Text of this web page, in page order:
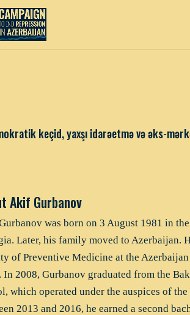
keçid, yaxşı idarəetmə və əks-
Akif Gurbanov
was born on 3 August 1981 in
Later, his family moved to Azerbaijan.
of Preventive Medicine at the
In 2008, Gurbanov graduated from the
which operated under the auspices of
2013 and 2016, he earned a second